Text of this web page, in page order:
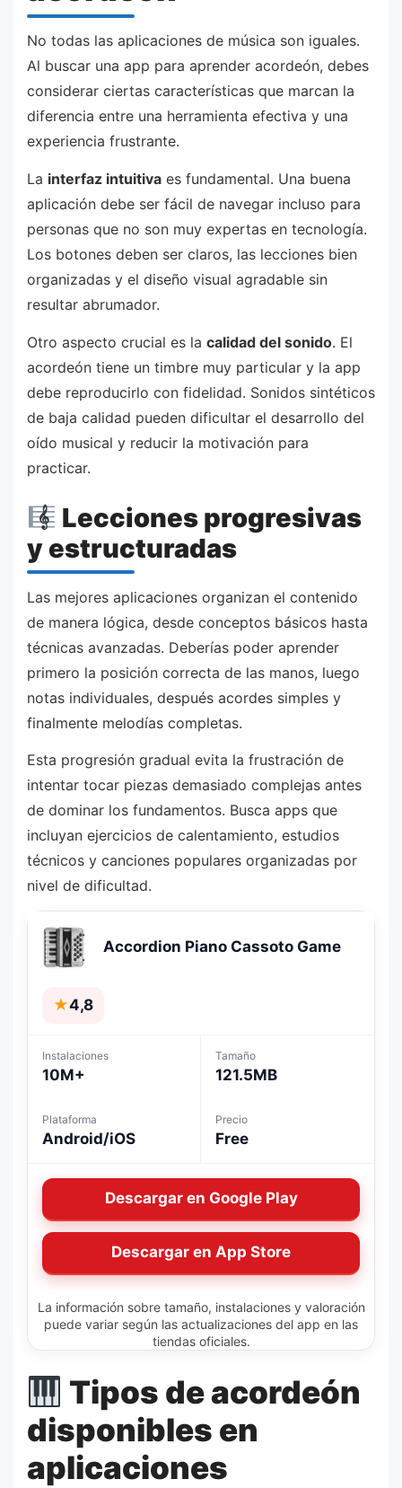
No todas las aplicaciones de música son iguales.
Al buscar una app para aprender acordeón, debes
considerar ciertas características que marcan la
diferencia entre una herramienta efectiva y una
experiencia frustrante.
La interfaz intuitiva es fundamental. Una buena
aplicación debe ser fácil de navegar incluso para
personas que no son muy expertas en tecnología.
Los botones deben ser claros, las lecciones bien
organizadas y el diseño visual agradable sin
resultar abrumador.
Otro aspecto crucial es la calidad del sonido. El
acordeón tiene un timbre muy particular y la app
debe reproducirlo con fidelidad. Sonidos sintéticos
de baja calidad pueden dificultar el desarrollo del
oído musical y reducir la motivación para
practicar.
Lecciones progresivas
y estructuradas
Las mejores aplicaciones organizan el contenido
de manera lógica, desde conceptos básicos hasta
técnicas avanzadas. Deberías poder aprender
primero la posición correcta de las manos, luego
notas individuales, después acordes simples y
finalmente melodías completas.
Esta progresión gradual evita la frustración de
intentar tocar piezas demasiado complejas antes
de dominar los fundamentos. Busca apps que
incluyan ejercicios de calentamiento, estudios
técnicos y canciones populares organizadas por
nivel de dificultad.
Accordion Piano Cassoto Game
★4,8
Instalaciones
10M+
Tamaño
121.5MB
Plataforma
Android/iOS
Precio
Free
Descargar en Google Play
Descargar en App Store
La información sobre tamaño, instalaciones y valoración
puede variar según las actualizaciones del app en las
tiendas oficiales.
Tipos de acordeón
disponibles en
aplicaciones